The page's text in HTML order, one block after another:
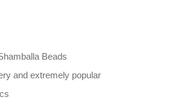
Beads
and extremely popular